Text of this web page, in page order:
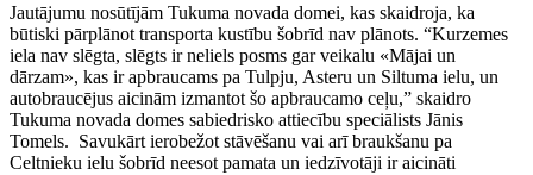
Jautājumu nosūtījām Tukuma novada domei, kas skaidroja, ka
būtiski pārplānot transporta kustību šobrīd nav plānots. “Kurzemes
iela nav slēgta, slēgts ir neliels posms gar veikalu «Mājai un
dārzam», kas ir apbraucams pa Tulpju, Asteru un Siltuma ielu, un
autobraucējus aicinām izmantot šo apbraucamo ceļu,” skaidro
Tukuma novada domes sabiedrisko attiecību speciālists Jānis
Tomels. Savukārt ierobežot stāvēšanu vai arī braukšanu pa
Celtnieku ielu šobrīd neesot pamata un iedzīvotāji ir aicināti